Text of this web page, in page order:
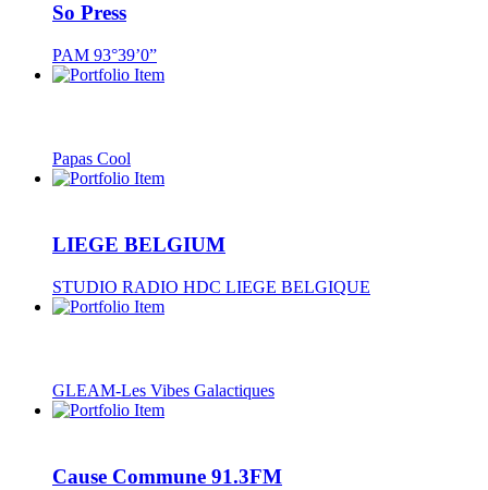
So Press
PAM 93°39’0”
Papas Cool
LIEGE BELGIUM
STUDIO RADIO HDC LIEGE BELGIQUE
GLEAM-Les Vibes Galactiques
Cause Commune 91.3FM